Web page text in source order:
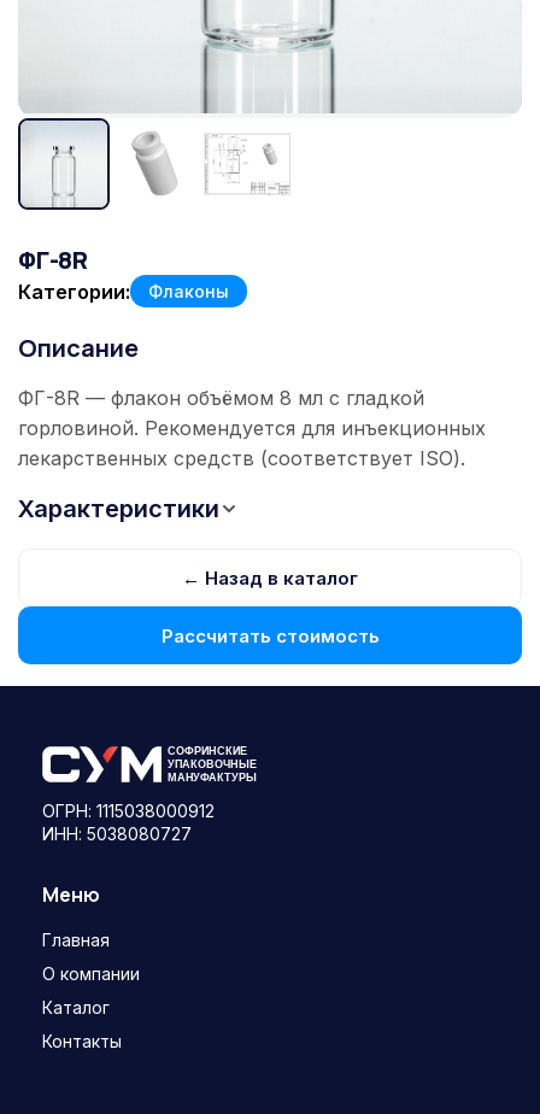
ФГ-8R
Категории: Флаконы
Описание
ФГ-8R — флакон объёмом 8 мл с гладкой
горловиной. Рекомендуется для инъекционных
лекарственных средств (соответствует ISO).
Характеристики
← Назад в каталог
Рассчитать стоимость
ОГРН: 1115038000912
ИНН: 5038080727
Меню
Главная
О компании
Каталог
Контакты